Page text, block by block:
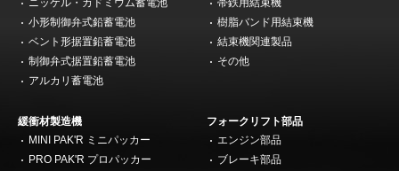
小形制御弁式鉛蓄電池
ベント形据置鉛蓄電池
制御弁式据置鉛蓄電池
アルカリ蓄電池
樹脂バンド用結束機
結束機関連製品
その他
緩衝材製造機
MINI PAK'R ミニパッカー
PRO PAK'R プロパッカー
フォークリフト部品
エンジン部品
ブレーキ部品